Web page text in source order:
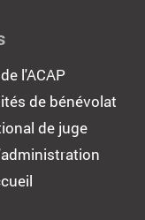
l'ACAP
de bénévolat
de juge